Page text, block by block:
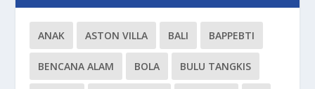
ANAK ASTON VILLA BALI BAPPEBTI
BENCANA ALAM BOLA BULU TANGKIS